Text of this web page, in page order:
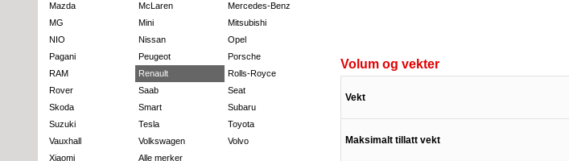
Mazda
McLaren
Mercedes-Benz
MG
Mini
Mitsubishi
NIO
Nissan
Opel
Pagani
Peugeot
Porsche
RAM
Renault
Rolls-Royce
Rover
Saab
Seat
Skoda
Smart
Subaru
Suzuki
Tesla
Toyota
Vauxhall
Volkswagen
Volvo
Xiaomi
Alle merker
Volum og vekter
Vekt
Maksimalt tillatt vekt